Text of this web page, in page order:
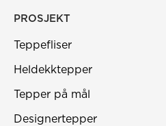
PROSJEKT
Teppefliser
Heldekktepper
Tepper på mål
Designertepper